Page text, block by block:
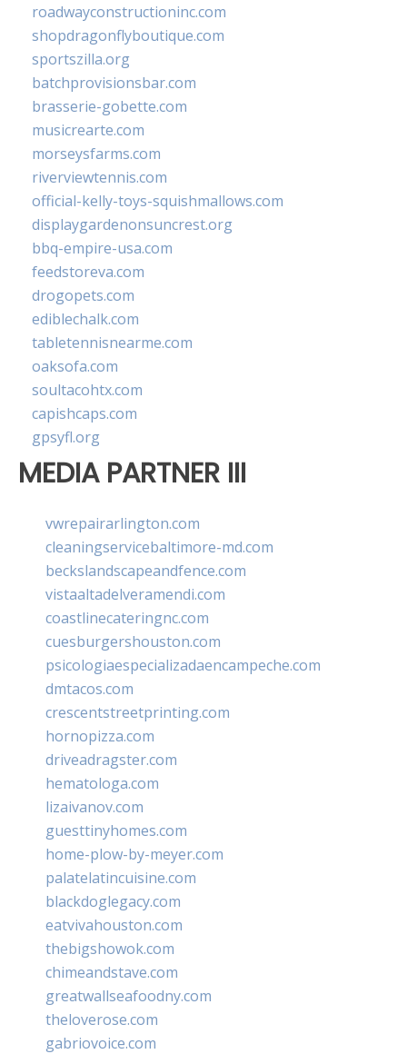
roadwayconstructioninc.com
shopdragonflyboutique.com
sportszilla.org
batchprovisionsbar.com
brasserie-gobette.com
musicrearte.com
morseysfarms.com
riverviewtennis.com
official-kelly-toys-squishmallows.com
displaygardenonsuncrest.org
bbq-empire-usa.com
feedstoreva.com
drogopets.com
ediblechalk.com
tabletennisnearme.com
oaksofa.com
soultacohtx.com
capishcaps.com
gpsyfl.org
MEDIA PARTNER III
vwrepairarlington.com
cleaningservicebaltimore-md.com
beckslandscapeandfence.com
vistaaltadelveramendi.com
coastlinecateringnc.com
cuesburgershouston.com
psicologiaespecializadaencampeche.com
dmtacos.com
crescentstreetprinting.com
hornopizza.com
driveadragster.com
hematologa.com
lizaivanov.com
guesttinyhomes.com
home-plow-by-meyer.com
palatelatincuisine.com
blackdoglegacy.com
eatvivahouston.com
thebigshowok.com
chimeandstave.com
greatwallseafoodny.com
theloverose.com
gabriovoice.com